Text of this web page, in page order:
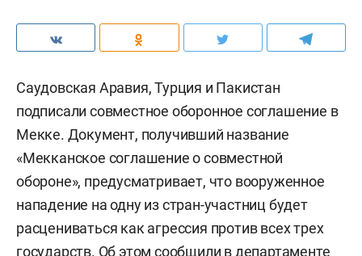
Саудовская Аравия, Турция и Пакистан
подписали совместное оборонное соглашение в
Мекке. Документ, получивший название
«Мекканское соглашение о совместной
обороне», предусматривает, что вооруженное
нападение на одну из стран-участниц будет
расцениваться как агрессия против всех трех
государств. Об этом сообщили в департаменте